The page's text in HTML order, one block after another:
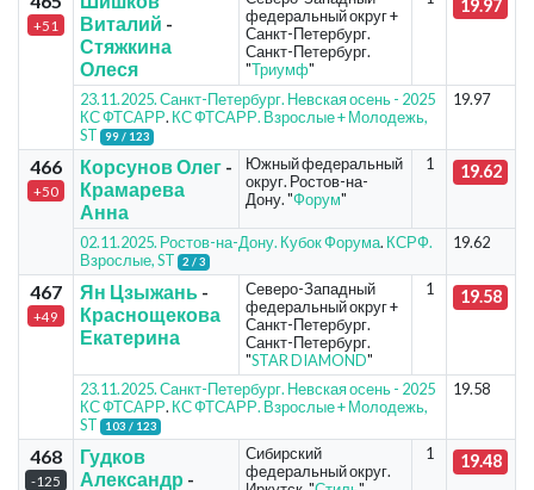
+51
Виталий -
Стяжкина
Олеся
федеральный округ +
Санкт-Петербург.
Санкт-Петербург.
"Триумф"
19.97
23.11.2025. Санкт-Петербург. Невская осень - 2025
КС ФТСАРР. КС ФТСАРР. Взрослые + Молодежь,
ST
99 / 123
19.97
466
+50
Корсунов Олег-
Крамарева
Анна
Южный федеральный
округ. Ростов-на-
Дону. "Форум"
1 19.62
02.11.2025. Ростов-на-Дону. Кубок Форума. КСРФ.
Взрослые, ST
2 / 3
19.62
467
+49
Ян Цзыжань-
Краснощекова
Екатерина
Северо-Западный
федеральный округ +
Санкт-Петербург.
Санкт-Петербург.
"STAR DIAMOND"
1 19.58
23.11.2025. Санкт-Петербург. Невская осень - 2025
КС ФТСАРР. КС ФТСАРР. Взрослые + Молодежь,
ST
103 / 123
19.58
468
-125
Гудков
Александр -
Сибирский
федеральный округ.
1 19.48